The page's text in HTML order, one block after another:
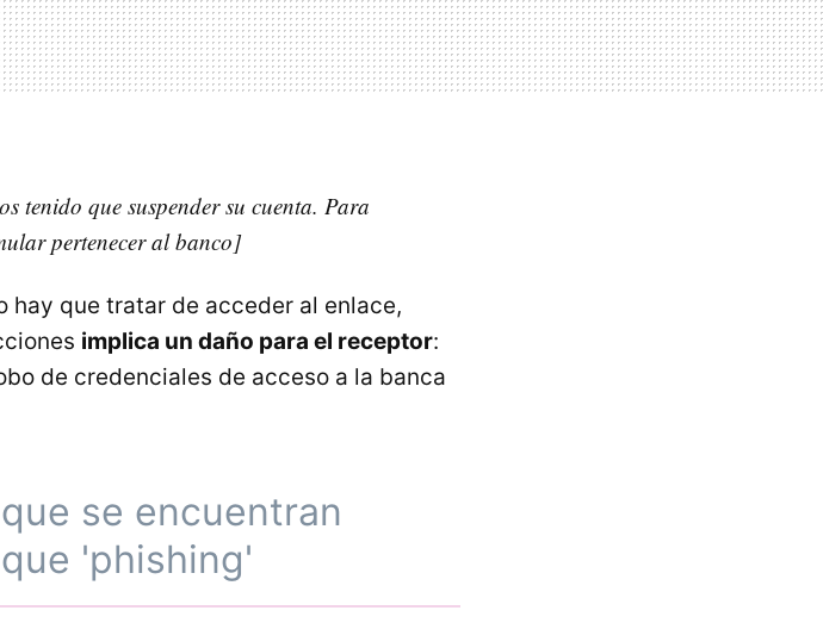
tenido que suspender su cuenta. Para
pertenecer al banco]
hay que tratar de acceder al enlace,
implica un daño para el receptor:
de credenciales de acceso a la banca
se encuentran
'phishing'